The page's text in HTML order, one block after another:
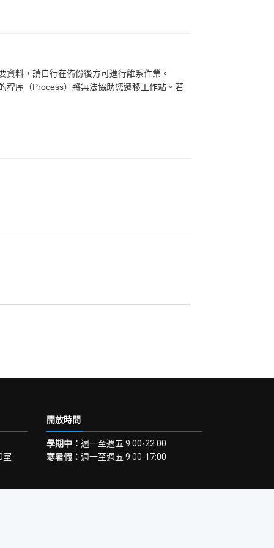
料，請自行在備份後方可進行離系作業。
程序（Process）將無法協助您遷移工作站。若
室
開放時間
學期中： 週一至週五 9:00-22:00
寒暑假： 週一至週五 9:00-17:00